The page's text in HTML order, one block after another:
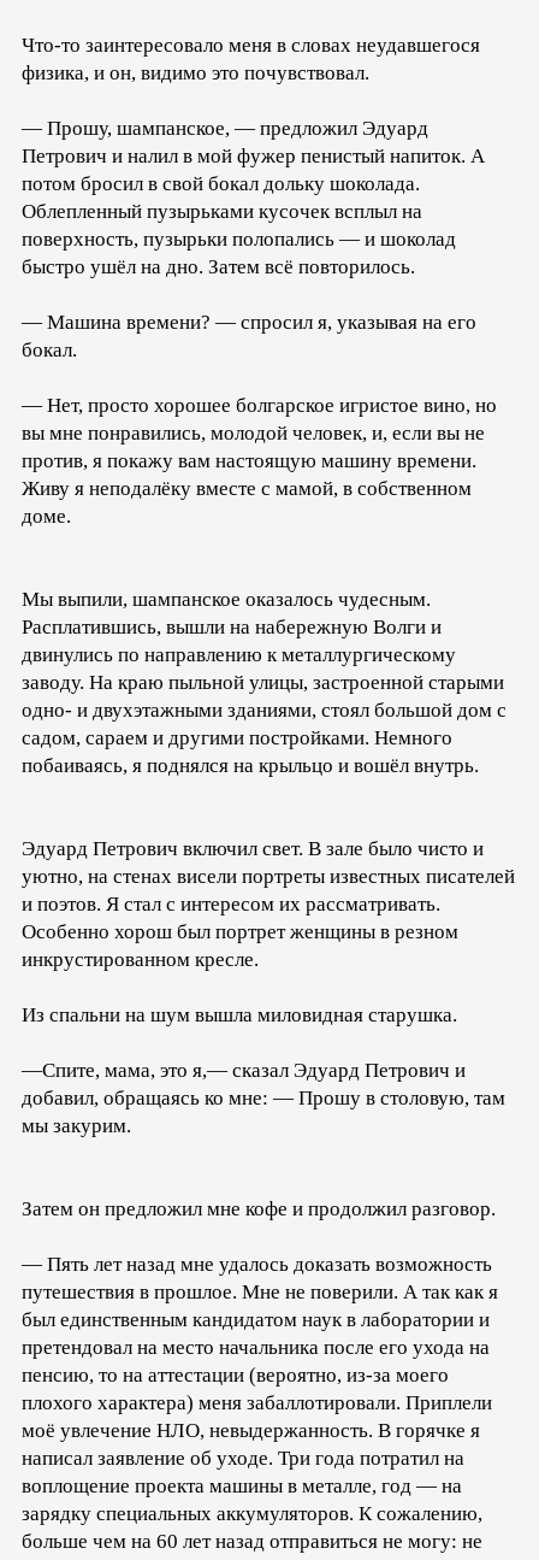
Что-то заинтересовало меня в словах неудавшегося
физика, и он, видимо это почувствовал.
— Прошу, шампанское, — предложил Эдуард
Петрович и налил в мой фужер пенистый напиток. А
потом бросил в свой бокал дольку шоколада.
Облепленный пузырьками кусочек всплыл на
поверхность, пузырьки полопались — и шоколад
быстро ушёл на дно. Затем всё повторилось.
— Машина времени? — спросил я, указывая на его
бокал.
— Нет, просто хорошее болгарское игристое вино, но
вы мне понравились, молодой человек, и, если вы не
против, я покажу вам настоящую машину времени.
Живу я неподалёку вместе с мамой, в собственном
доме.
Мы выпили, шампанское оказалось чудесным.
Расплатившись, вышли на набережную Волги и
двинулись по направлению к металлургическому
заводу. На краю пыльной улицы, застроенной старыми
одно- и двухэтажными зданиями, стоял большой дом с
садом, сараем и другими постройками. Немного
побаиваясь, я поднялся на крыльцо и вошёл внутрь.
Эдуард Петрович включил свет. В зале было чисто и
уютно, на стенах висели портреты известных писателей
и поэтов. Я стал с интересом их рассматривать.
Особенно хорош был портрет женщины в резном
инкрустированном кресле.
Из спальни на шум вышла миловидная старушка.
—Спите, мама, это я,— сказал Эдуард Петрович и
добавил, обращаясь ко мне: — Прошу в столовую, там
мы закурим.
Затем он предложил мне кофе и продолжил разговор.
— Пять лет назад мне удалось доказать возможность
путешествия в прошлое. Мне не поверили. А так как я
был единственным кандидатом наук в лаборатории и
претендовал на место начальника после его ухода на
пенсию, то на аттестации (вероятно, из-за моего
плохого характера) меня забаллотировали. Приплели
моё увлечение НЛО, невыдержанность. В горячке я
написал заявление об уходе. Три года потратил на
воплощение проекта машины в металле, год — на
зарядку специальных аккумуляторов. К сожалению,
больше чем на 60 лет назад отправиться не могу: не